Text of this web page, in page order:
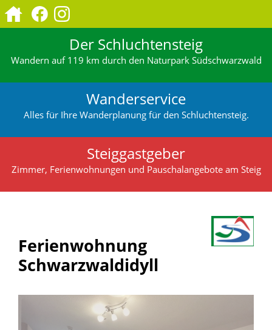
Der Schluchtensteig
Wandern auf 119 km durch den Naturpark Südschwarzwald
Wanderservice
Alles für Ihre Wanderplanung für den Schluchtensteig.
Steiggastgeber
Zimmer, Ferienwohnungen und Pauschalangebote am Steig
Ferienwohnung
Schwarzwaldidyll